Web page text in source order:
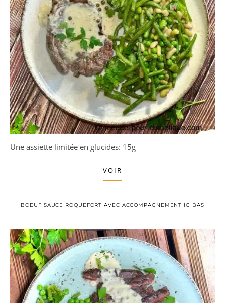
Une assiette limitée en glucides: 15g
VOIR
BOEUF SAUCE ROQUEFORT AVEC ACCOMPAGNEMENT IG BAS